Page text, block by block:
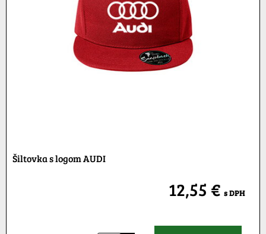
Šiltovka s logom AUDI
12,55 € s DPH